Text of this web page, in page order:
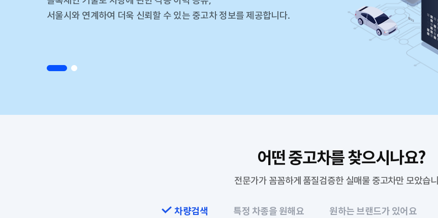
서울시와 연계하여 더욱 신뢰할 수 있는 중고차 정보를 제공합니다.
어떤 중고차를 찾으시나요?
전문가가 꼼꼼하게 품질검증한 실매물 중고차만 모았습
차량검색 특정 차종을 원해요 원하는 브랜드가 있어요